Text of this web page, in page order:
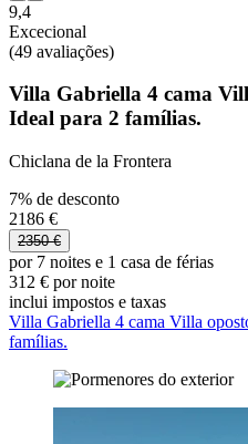
9,4
Excecional
(49 avaliações)
Villa Gabriella 4 cama
Ideal para 2 famílias.
Chiclana de la Frontera
7% de desconto
2186 €
2350 €
por 7 noites e 1 casa de férias
312 € por noite
inclui impostos e taxas
Villa Gabriella 4 cama Villa
famílias.